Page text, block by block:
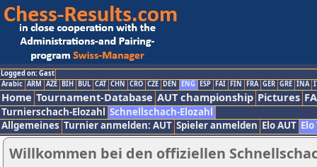
Logged on: Gast
Arabic ARM AZE BIH BUL CAT CHN CRO CZE DEN ENG ESP FAI FIN FRA GER GRE INA
Home Tournament-Database AUT championship Pictures
Turnierschach-Elozahl Schnellschach-Elozahl
Allgemeines Turnier anmelden: AUT Spieler anmelden Elo AUT
Willkommen bei den offiziellen